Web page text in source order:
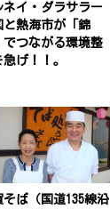
ネイ・ダラサラー
と熱海市が「錦
でつながる環境整
げ！！。
そば（国道135線沿